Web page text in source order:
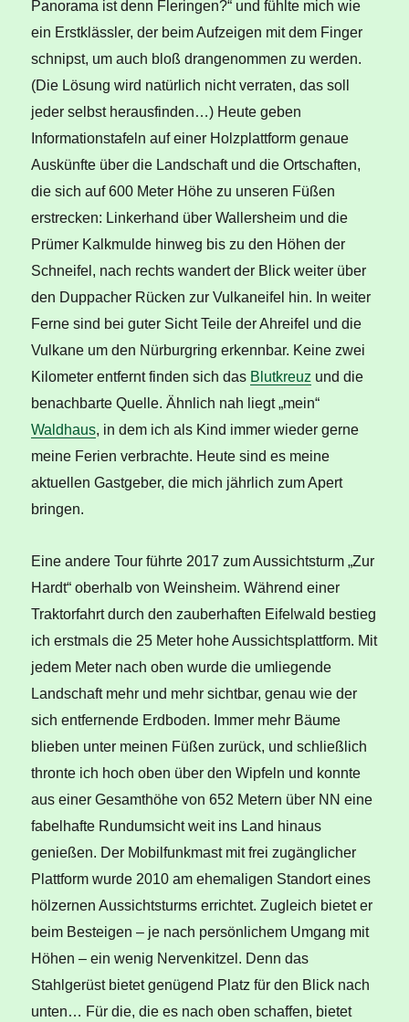
Panorama ist denn Fleringen?“ und fühlte mich wie
ein Erstklässler, der beim Aufzeigen mit dem Finger
schnipst, um auch bloß drangenommen zu werden.
(Die Lösung wird natürlich nicht verraten, das soll
jeder selbst herausfinden…) Heute geben
Informationstafeln auf einer Holzplattform genaue
Auskünfte über die Landschaft und die Ortschaften,
die sich auf 600 Meter Höhe zu unseren Füßen
erstrecken: Linkerhand über Wallersheim und die
Prümer Kalkmulde hinweg bis zu den Höhen der
Schneifel, nach rechts wandert der Blick weiter über
den Duppacher Rücken zur Vulkaneifel hin. In weiter
Ferne sind bei guter Sicht Teile der Ahreifel und die
Vulkane um den Nürburgring erkennbar. Keine zwei
Kilometer entfernt finden sich das Blutkreuz und die
benachbarte Quelle. Ähnlich nah liegt „mein“
Waldhaus, in dem ich als Kind immer wieder gerne
meine Ferien verbrachte. Heute sind es meine
aktuellen Gastgeber, die mich jährlich zum Apert
bringen.
Eine andere Tour führte 2017 zum Aussichtsturm „Zur
Hardt“ oberhalb von Weinsheim. Während einer
Traktorfahrt durch den zauberhaften Eifelwald bestieg
ich erstmals die 25 Meter hohe Aussichtsplattform. Mit
jedem Meter nach oben wurde die umliegende
Landschaft mehr und mehr sichtbar, genau wie der
sich entfernende Erdboden. Immer mehr Bäume
blieben unter meinen Füßen zurück, und schließlich
thronte ich hoch oben über den Wipfeln und konnte
aus einer Gesamthöhe von 652 Metern über NN eine
fabelhafte Rundumsicht weit ins Land hinaus
genießen. Der Mobilfunkmast mit frei zugänglicher
Plattform wurde 2010 am ehemaligen Standort eines
hölzernen Aussichtsturms errichtet. Zugleich bietet er
beim Besteigen – je nach persönlichem Umgang mit
Höhen – ein wenig Nervenkitzel. Denn das
Stahlgerüst bietet genügend Platz für den Blick nach
unten… Für die, die es nach oben schaffen, bietet